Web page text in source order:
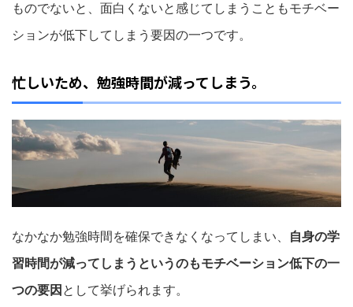
ものでないと、面白くないと感じてしまうこともモチベー
ションが低下してしまう要因の一つです。
忙しいため、勉強時間が減ってしまう。
なかなか勉強時間を確保できなくなってしまい、 自身の学
習時間が減ってしまうというのもモチベーション低下の一
つの要因として挙げられます。